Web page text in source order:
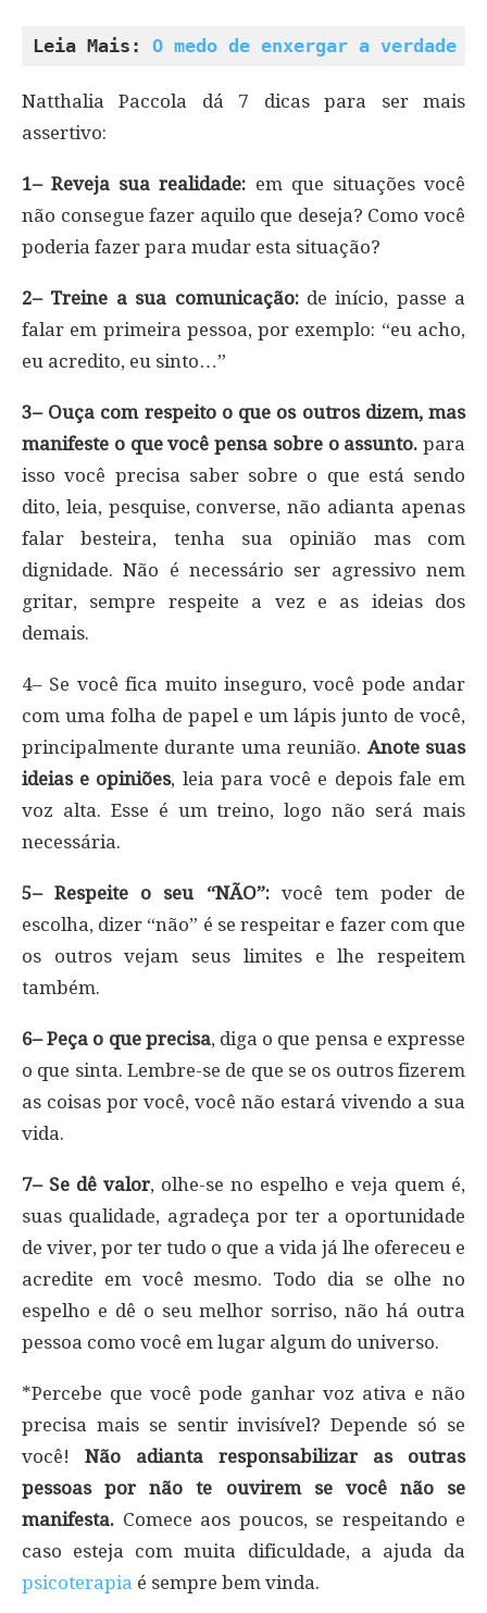
Leia Mais: O medo de enxergar a verdade
Natthalia Paccola dá 7 dicas para ser mais
assertivo:
1– Reveja sua realidade: em que situações você
não consegue fazer aquilo que deseja? Como você
poderia fazer para mudar esta situação?
2– Treine a sua comunicação:de início, passe a
falar em primeira pessoa, por exemplo: “eu acho,
eu acredito, eu sinto…”
3– Ouça com respeito o que os outros dizem, mas
manifeste o que você pensa sobre o assunto. para
isso você precisa saber sobre o que está sendo
dito, leia, pesquise, converse, não adianta apenas
falar besteira, tenha sua opinião mas com
dignidade. Não é necessário ser agressivo nem
gritar, sempre respeite a vez e as ideias dos
demais.
4– Se você fica muito inseguro, você pode andar
com uma folha de papel e um lápis junto de você,
principalmente durante uma reunião. Anote suas
ideias e opiniões, leia para você e depois fale em
voz alta. Esse é um treino, logo não será mais
necessária.
5– Respeite o seu “NÃO”:você tem poder de
escolha, dizer “não” é se respeitar e fazer com que
os outros vejam seus limites e lhe respeitem
também.
6– Peça o que precisa, diga o que pensa e expresse
o que sinta. Lembre-se de que se os outros fizerem
as coisas por você, você não estará vivendo a sua
vida.
7– Se dê valor, olhe-se no espelho e veja quem é,
suas qualidade, agradeça por ter a oportunidade
de viver, por ter tudo o que a vida já lhe ofereceu e
acredite em você mesmo. Todo dia se olhe no
espelho e dê o seu melhor sorriso, não há outra
pessoa como você em lugar algum do universo.
*Percebe que você pode ganhar voz ativa e não
precisa mais se sentir invisível? Depende só se
você! Não adianta responsabilizar as outras
pessoas por não te ouvirem se você não se
manifesta. Comece aos poucos, se respeitando e
caso esteja com muita dificuldade, a ajuda da
psicoterapia é sempre bem vinda.